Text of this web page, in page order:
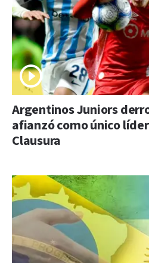
Argentinos Juniors
afianzó como único
Clausura